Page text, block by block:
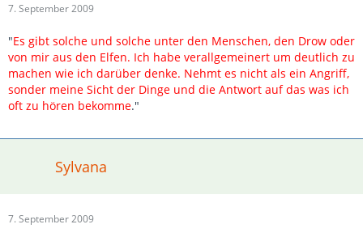
7. September 2009
"Es gibt solche und solche unter den Menschen, den Drow oder
von mir aus den Elfen. Ich habe verallgemeinert um deutlich zu
machen wie ich darüber denke. Nehmt es nicht als ein Angriff,
sonder meine Sicht der Dinge und die Antwort auf das was ich
oft zu hören bekomme."
Sylvana
7. September 2009